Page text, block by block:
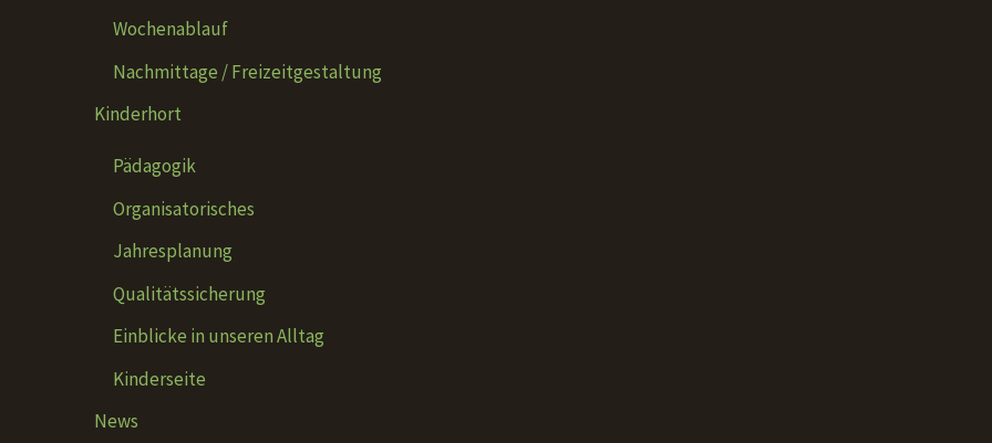
Wochenablauf
Nachmittage / Freizeitgestaltung
Kinderhort
Pädagogik
Organisatorisches
Jahresplanung
Qualitätssicherung
Einblicke in unseren Alltag
Kinderseite
News